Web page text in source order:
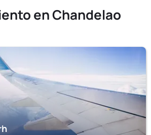
en Chandelao